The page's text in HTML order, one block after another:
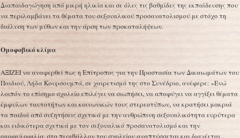
Διαπαιδαγώγηση από μικρή ηλικία και σε όλες τις βαθμίδες της εκπαίδευσης που
να περιλαμβάνει τα θέματα του σεξουαλικού προσανατολισμού με στόχο τη
διάλυση των μύθων και την άρση των προκαταλήψεων.
Ομοφοβικό κλίμα
ΑΞΙΖΕΙ να αναφερθεί πως η Επίτροπος για την Προστασία των Δικαιωμάτων του
Παιδιού, Λήδα Κουρσουμπά, σε χαιρετισμό της στο Συνέδριο, ανέφερε: «Ενώ
λοιπόν το επίσημο σχολείο επιλέγει να σιωπήσει, να αποφύγει να αγγίξει θέματα
έμφυλων ταυτοτήτων και κοινωνικών τους στερεοτύπων, να κρατήσει μακριά
τα παιδιά από συζητήσεις σχετικά με την ανθρώπινη σεξουαλικότητα ευρύτερα
και ειδικότερα σχετικά με τον σεξουαλικό προσανατολισμό και την
ομοφυλοφιλία, στο περιβάλλον του σχολείου αναπτύσσεται και διαχέεται,